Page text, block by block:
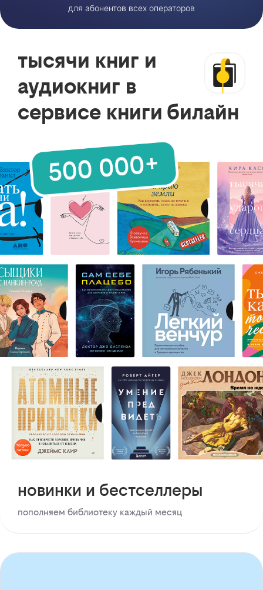
для абонентов всех операторов
тысячи книг и
аудиокниг в
сервисе книги билайн
новинки и бестселлеры
пополняем библиотеку каждый месяц